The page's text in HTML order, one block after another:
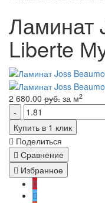
Ламинат
Liberte
2 680.00 руб. за м2
Купить в 1 клик
Поделиться
Сравнение
Избранное